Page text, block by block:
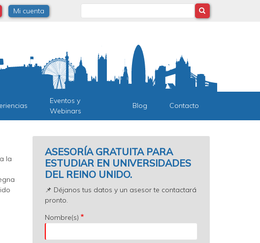
Mi cuenta
Eventos y
Webinars
Blog Contacto
la
ASESORÍA GRATUITA PARA
ESTUDIAR EN UNIVERSIDADES
DEL REINO UNIDO.
📌 Déjanos tus datos y un asesor te contactará
pronto.
Nombre(s)